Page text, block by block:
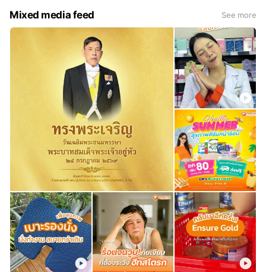
และต้องการเป็น "Healthcare Destination จุดหมายของคนรัก
สุขภาพ"
Mixed media feed See more